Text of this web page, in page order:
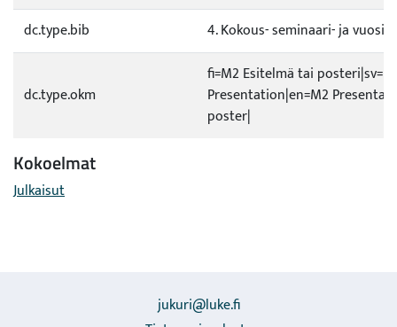
dc.type.bib
4. Kokous- seminaari- ja
dc.type.okm
fi=M2 Esitelmä tai
Presentation|en=M2
poster|
Kokoelmat
Julkaisut
jukuri@luke.fi